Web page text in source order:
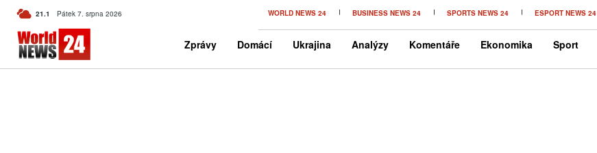
21.1 C Czech
Pátek 7. srpna 2026 WORLD NEWS 24 BUSINESS NEWS 24 SPORTS NEWS 24 ESPORT NEWS 24
Zprávy Domácí Ukrajina Analýzy Komentáře Ekonomika Sport